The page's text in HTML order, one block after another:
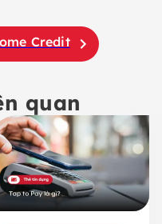
Credit
quan